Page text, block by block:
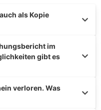
als Kopie
im
gibt es
verloren. Was